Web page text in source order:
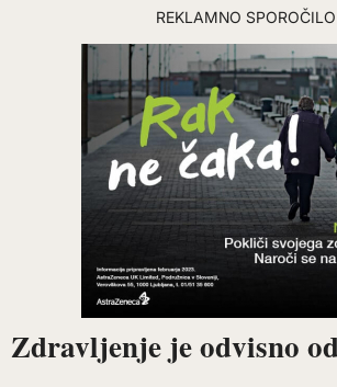
REKLAMNO SPOROČILO
Zdravljenje je odvisno